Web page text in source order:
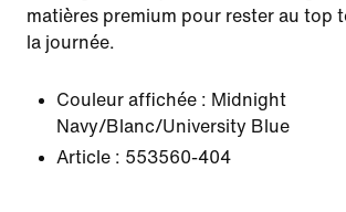
matières premium pour rester au top
la journée.
Couleur affichée : Midnight
Navy/Blanc/University Blue
Article : 553560-404